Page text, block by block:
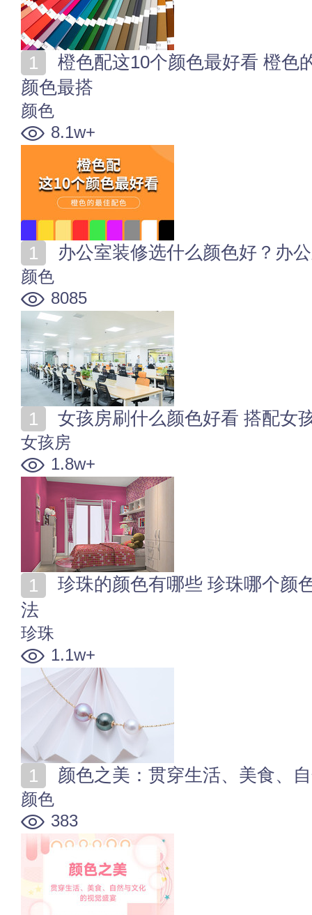
颜色最搭
颜色
8.1w+
办公室装修选什么颜色好？办
颜色
8085
女孩房刷什么颜色好看 搭配女
女孩房
1.8w+
法
珍珠
1.1w+
颜色之美：贯穿生活、美食、
颜色
383